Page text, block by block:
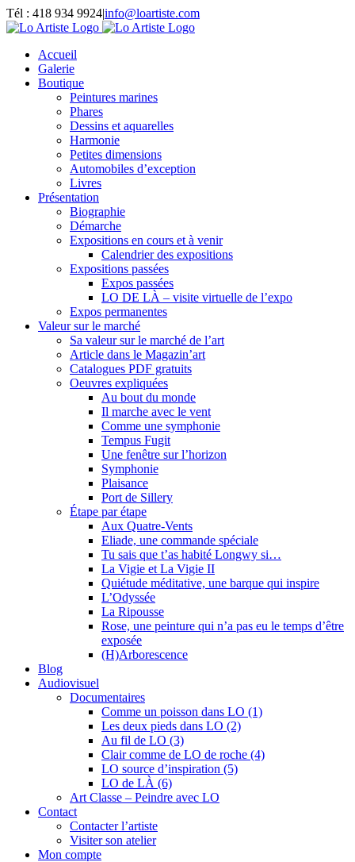
Passer
au
Tél : 418 934 9924|info@loartiste.com
Facebook
Instagram
Email
Pinterest
YouTube
Accueil
Galerie
Boutique
Peintures marines
Phares
Dessins et aquarelles
Harmonie
Petites dimensions
Automobiles d’exception
Livres
Présentation
Biographie
Démarche
Expositions en cours et à venir
Calendrier des expositions
Expositions passées
Expos passées
LO DE LÀ – visite virtuelle de l’expo
Expos permanentes
Valeur sur le marché
Sa valeur sur le marché de l’art
Article dans le Magazin’art
Catalogues PDF gratuits
Oeuvres expliquées
Au bout du monde
Il marche avec le vent
Comme une symphonie
Tempus Fugit
Une fenêtre sur l’horizon
Symphonie
Plaisance
Port de Sillery
Étape par étape
Aux Quatre-Vents
Eliade, une commande spéciale
Tu sais que t’as habité Longwy si…
La Vigie et La Vigie II
Quiétude méditative, une barque qui inspire
L’Odyssée
La Ripousse
Rose, une peinture qui n’a pas eu le temps d’être
exposée
(H)Arborescence
Blog
Audiovisuel
Documentaires
Comme un poisson dans LO (1)
Les deux pieds dans LO (2)
Au fil de LO (3)
Clair comme de LO de roche (4)
LO source d’inspiration (5)
LO de LÀ (6)
Art Classe – Peindre avec LO
Contact
Contacter l’artiste
Visiter son atelier
Mon compte